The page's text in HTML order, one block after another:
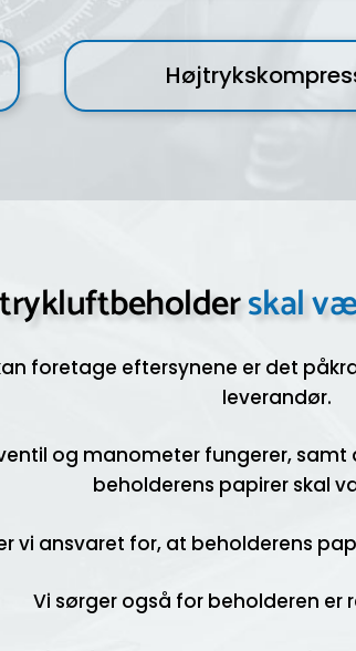
skal
foretage eftersynene er det
leverandør.
og manometer fungerer,
beholderens papirer skal
vi ansvaret for, at beholderens
Vi sørger også for beholderen er